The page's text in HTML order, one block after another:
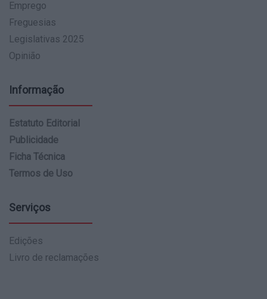
Emprego
Freguesias
Legislativas 2025
Opinião
Informação
Estatuto Editorial
Publicidade
Ficha Técnica
Termos de Uso
Serviços
Edições
Livro de reclamações